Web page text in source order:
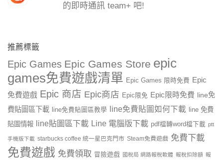
的即時通訊 team+ 吧!
推薦標籤
Epic Games Epic Games Store epic
games免費遊戲清單 Epic Games 限時免費 Epic
免費遊戲 Epic 商店 Epic商店 Epic限免 Epic限時免費 line免
費貼圖區下載
line免費貼圖區教學 line免費貼圖如何下載
line 免費
貼圖情報
line貼圖區下載 Line 電腦版下載 pdf檔轉word檔下載 ptt
手機版下載 starbucks coffee 統一星巴克門市 Steam免費遊戲 免費下載
免費遊戲 免費領取 冒險遊戲 國稅局 網路報稅軟體 報稅扣除額 報